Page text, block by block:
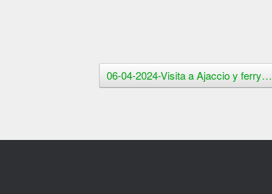
06-04-2024-Visita a Ajaccio y ferry…